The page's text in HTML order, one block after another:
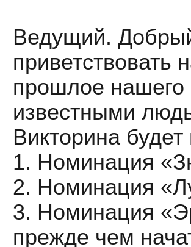
Ведущий.
прошлое нашего
известными
Викторина
1. Номинация
2. Номинация
3. Номинация
прежде чем